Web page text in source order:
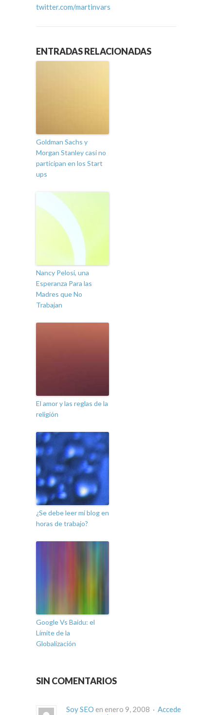
twitter.com/martinvars
ENTRADAS RELACIONADAS
Goldman Sachs y
Morgan Stanley casi no
participan en los Start
ups
Nancy Pelosi, una
Esperanza Para las
Madres que No
Trabajan
El amor y las reglas de la
religión
¿Se debe leer mi blog en
horas de trabajo?
Google Vs Baidu: el
Límite de la
Globalización
SIN COMENTARIOS
Soy SEO en enero 9, 2008 · Accede